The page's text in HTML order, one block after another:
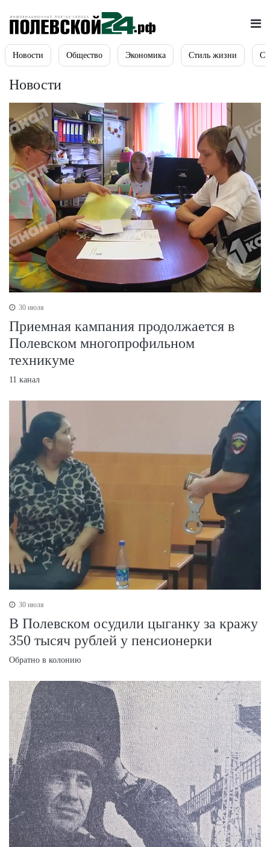
Новости Общество Экономика Стиль жизни
Новости
30 июля
Приемная кампания продолжается в
Полевском многопрофильном
техникуме
11 канал
30 июля
В Полевском осудили цыганку за кражу
350 тысяч рублей у пенсионерки
Обратно в колонию